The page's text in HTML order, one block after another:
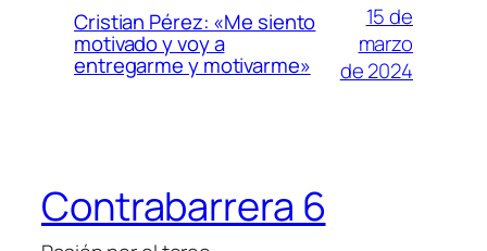
Cristian Pérez: «Me siento
motivado y voy a
entregarme y motivarme»
15 de
marzo
de 2024
Contrabarrera 6